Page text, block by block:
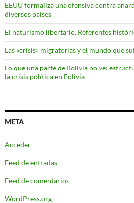
EEUU formaliza una ofensiva contra
diversos países
El naturismo libertario. Referentes
Las «crisis» migratorias y el mundo que
Lo que una parte de Bolivia no ve:
la crisis política en Bolivia
META
Acceder
Feed de entradas
Feed de comentarios
WordPress.org